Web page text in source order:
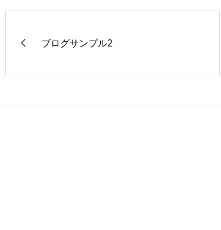
ブログサンプル2